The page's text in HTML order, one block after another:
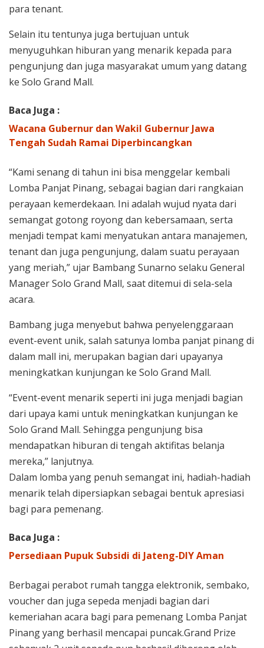
para tenant.
Selain itu tentunya juga bertujuan untuk
menyuguhkan hiburan yang menarik kepada para
pengunjung dan juga masyarakat umum yang datang
ke Solo Grand Mall.
Baca Juga :
Wacana Gubernur dan Wakil Gubernur Jawa
Tengah Sudah Ramai Diperbincangkan
“Kami senang di tahun ini bisa menggelar kembali
Lomba Panjat Pinang, sebagai bagian dari rangkaian
perayaan kemerdekaan. Ini adalah wujud nyata dari
semangat gotong royong dan kebersamaan, serta
menjadi tempat kami menyatukan antara manajemen,
tenant dan juga pengunjung, dalam suatu perayaan
yang meriah,” ujar Bambang Sunarno selaku General
Manager Solo Grand Mall, saat ditemui di sela-sela
acara.
Bambang juga menyebut bahwa penyelenggaraan
event-event unik, salah satunya lomba panjat pinang di
dalam mall ini, merupakan bagian dari upayanya
meningkatkan kunjungan ke Solo Grand Mall.
“Event-event menarik seperti ini juga menjadi bagian
dari upaya kami untuk meningkatkan kunjungan ke
Solo Grand Mall. Sehingga pengunjung bisa
mendapatkan hiburan di tengah aktifitas belanja
mereka,” lanjutnya.
Dalam lomba yang penuh semangat ini, hadiah-hadiah
menarik telah dipersiapkan sebagai bentuk apresiasi
bagi para pemenang.
Baca Juga :
Persediaan Pupuk Subsidi di Jateng-DIY Aman
Berbagai perabot rumah tangga elektronik, sembako,
voucher dan juga sepeda menjadi bagian dari
kemeriahan acara bagi para pemenang Lomba Panjat
Pinang yang berhasil mencapai puncak.Grand Prize